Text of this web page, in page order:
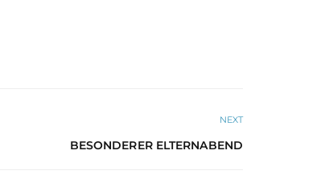
NEXT
BESONDERER ELTERNABEND